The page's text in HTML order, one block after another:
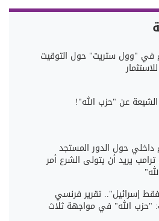
في "وول ستريت" حول التوقيت
الشيعة عن "حزب الله"!
داخلي حول الدور المستجد
ترامب يريد أن يتولى الشرع أمر
إسرائيل".. تقرير فرنسي
الله" في مواجهة ثلاث